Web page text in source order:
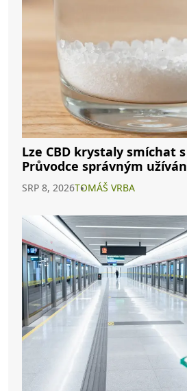
Lze CBD krystaly smíchat
Průvodce správným
SRP 8, 2026TOMÁŠ VRBA